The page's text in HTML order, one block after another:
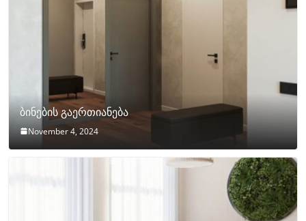
ბინების გაერთიანება
November 4, 2024